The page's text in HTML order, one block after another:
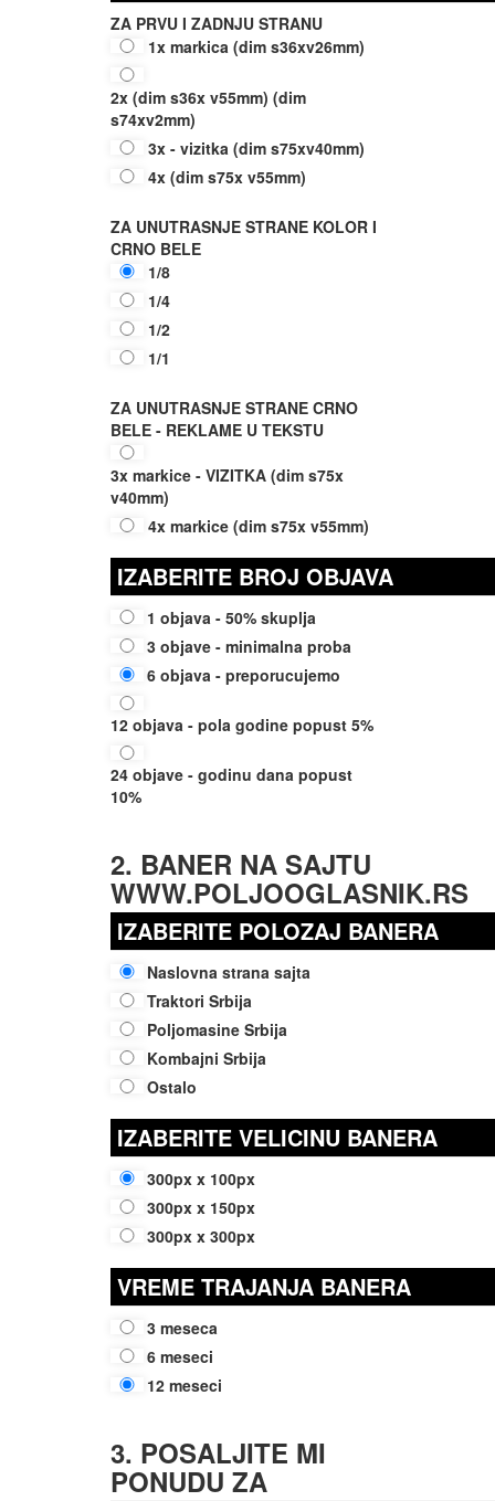
ZA PRVU I ZADNJU STRANU
1x markica (dim s36xv26mm)
2x (dim s36x v55mm) (dim
s74xv2mm)
3x - vizitka (dim s75xv40mm)
4x (dim s75x v55mm)
ZA UNUTRASNJE STRANE KOLOR I
CRNO BELE
1/8
1/4
1/2
1/1
ZA UNUTRASNJE STRANE CRNO
BELE - REKLAME U TEKSTU
3x markice - VIZITKA (dim s75x
v40mm)
4x markice (dim s75x v55mm)
IZABERITE BROJ OBJAVA
1 objava - 50% skuplja
3 objave - minimalna proba
6 objava - preporucujemo
12 objava - pola godine popust 5%
24 objave - godinu dana popust
10%
2. BANER NA SAJTU
WWW.POLJOOGLASNIK.RS
IZABERITE POLOZAJ BANERA
Naslovna strana sajta
Traktori Srbija
Poljomasine Srbija
Kombajni Srbija
Ostalo
IZABERITE VELICINU BANERA
300px x 100px
300px x 150px
300px x 300px
VREME TRAJANJA BANERA
3 meseca
6 meseci
12 meseci
3. POSALJITE MI
PONUDU ZA